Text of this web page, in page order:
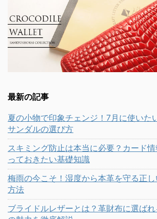
最新の記事
夏の小物で印象チェンジ！7月に使いた
サンダルの選び方
スキミング防止は本当に必要？カード
っておきたい基礎知識
梅雨の今こそ！湿度から本革を守る正
方法
ブライドルレザーとは？革財布に選ば